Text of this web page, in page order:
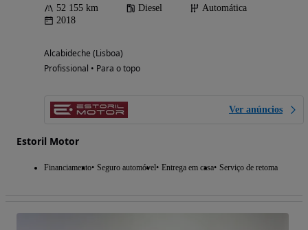
52 155 km Diesel
Automática
2018
Alcabideche (Lisboa)
Profissional • Para o topo
Ver anúncios
Estoril Motor
Financiamento Seguro automóvel Entrega em casa Serviço de retoma